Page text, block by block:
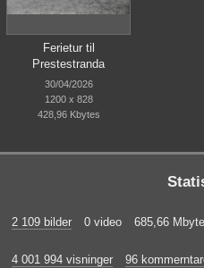
Ferietur til
Prestestranda
30/04/2026
1200 x 828
428,96 Kbytes
2 109 bilder 0 video 685,66
4 001 994 visninger 96